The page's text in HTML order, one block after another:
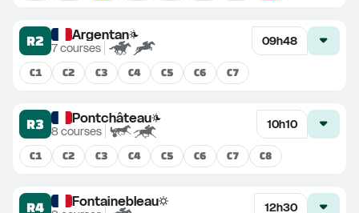
R2 Argentan
7courses 09h48
C1 C2 C3 C4 C5 C6 C7
R3 Pontchâteau
8 courses 10h10
C1 C2 C3 C4 C5 C6 C7 C8
R4 Fontainebleau 12h30